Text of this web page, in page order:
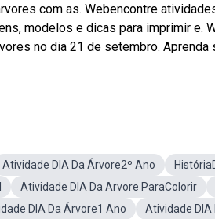
com as. Webencontre
modelos e dicas para imprimir e.
no dia 21 de setembro.
Atividade DIA Da Árvore2º Ano
Atividade DIA Da Arvore ParaColorir
DIA Da Árvore1 Ano
Atividade DIA